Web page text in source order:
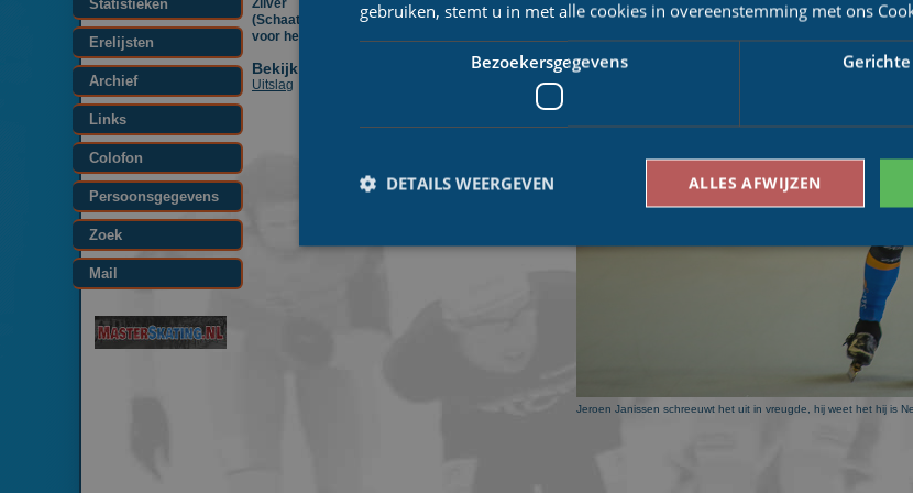
Statistieken
Erelijsten
Archief
Links
Colofon
Persoonsgegevens
Zoek
Mail
Jeroen Janissen schreeuwt het uit in vreugde, hij weet het hij is
Zilver was er voor Jan Korenberg
(Schaatsinstituut), terwijl Jesse Vriend (Stehmann)
voor het brons naar het podium mocht.
Bekijk ook:
Uitslag
gebruiken, stemt u in met alle cookies in overeenstemming met ons
Bezoekersgegevens
ALLES AFWIJZEN
DETAILS WEERGEVEN
Gerichte advertenties
Prestatiecookies worden gebruikt om te zien hoe bezoekers de website gebruiken, bijv.